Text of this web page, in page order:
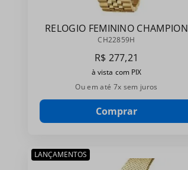
RELOGIO FEMININO CHAMPION
CH22859H
CH22859H
R$ 277,21
à vista com PIX
Ou em até 7x sem juros
Comprar
LANÇAMENTOS